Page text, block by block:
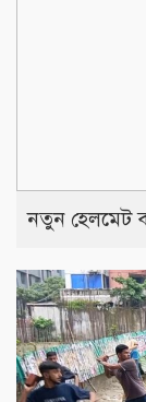
নতুন হেলমেট